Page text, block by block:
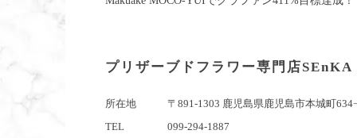
プリザーブドフラワー専門店SEnKA
所在地
〒891-1303 鹿児島県鹿児島市本城町
TEL
099-294-1887